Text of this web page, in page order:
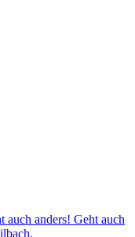
auch anders! Geht auch